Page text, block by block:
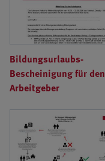
Bildungsurlaubs-
Bescheinigung für den
Arbeitgeber